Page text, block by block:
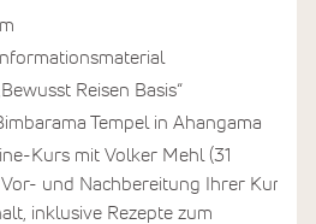
Reisen Basis“
Tempel in Ahangama
Kurs mit Volker Mehl (31
und Nachbereitung Ihrer Kur,
inklusive Rezepte zum